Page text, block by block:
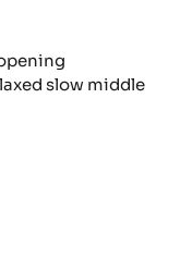
slow middle